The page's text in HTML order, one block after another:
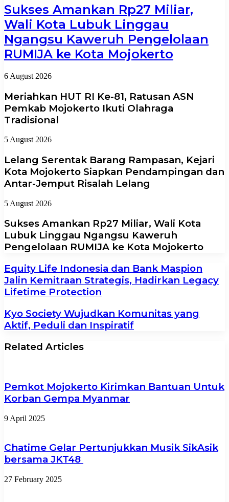
Sukses Amankan Rp27 Miliar,
Wali Kota Lubuk Linggau
Ngangsu Kaweruh Pengelolaan
RUMIJA ke Kota Mojokerto
6 August 2026
Meriahkan HUT RI Ke-81, Ratusan ASN
Pemkab Mojokerto Ikuti Olahraga
Tradisional
5 August 2026
Lelang Serentak Barang Rampasan, Kejari
Kota Mojokerto Siapkan Pendampingan dan
Antar-Jemput Risalah Lelang
5 August 2026
Sukses Amankan Rp27 Miliar, Wali Kota
Lubuk Linggau Ngangsu Kaweruh
Pengelolaan RUMIJA ke Kota Mojokerto
Equity Life Indonesia dan Bank Maspion
Jalin Kemitraan Strategis, Hadirkan Legacy
Lifetime Protection
Kyo Society Wujudkan Komunitas yang
Aktif, Peduli dan Inspiratif
Related Articles
Pemkot Mojokerto Kirimkan Bantuan Untuk
Korban Gempa Myanmar
9 April 2025
Chatime Gelar Pertunjukkan Musik SikAsik
bersama JKT48
27 February 2025